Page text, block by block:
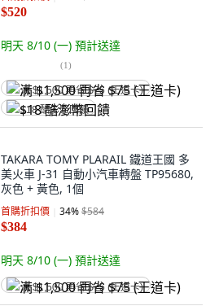
$520
明天 8/10 (一) 預計送達
(1)
满 $1,500 再省 $75 (王道卡)
$18 酷澎幣回饋
TAKARA TOMY PLARAIL 鐵道王國 多
美火車 J-31 自動小汽車轉盤 TP95680,
灰色 + 黃色, 1個
首購折扣價 34%$584
$384
明天 8/10 (一) 預計送達
满 $1,500 再省 $75 (王道卡)